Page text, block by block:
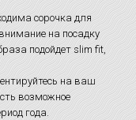
сорочка для
на посадку
подойдет slim fit,
на ваш
возможное
года.